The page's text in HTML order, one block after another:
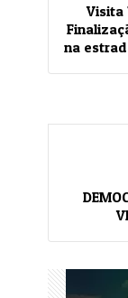
Visita
na